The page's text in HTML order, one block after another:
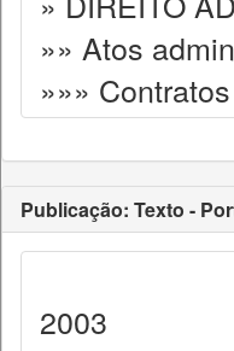
»» Atos
»»»
Publicação: Texto -
2003